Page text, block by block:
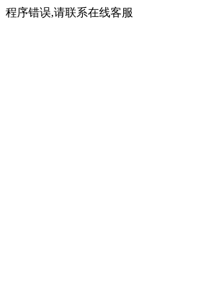
程序错误,请联系在线客服